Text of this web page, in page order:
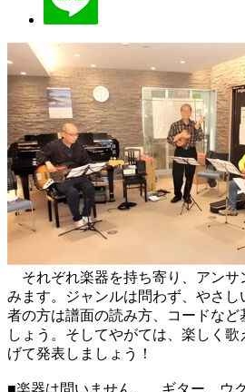
それぞれ楽器を持ち寄り、アンサ
みます。ジャンルは問わず、やさ
者の方は譜面の読み方、コードなど
しょう。そしてやがては、楽しく
げて発表しましょう！
■楽器は問いません。 ギター、ウ